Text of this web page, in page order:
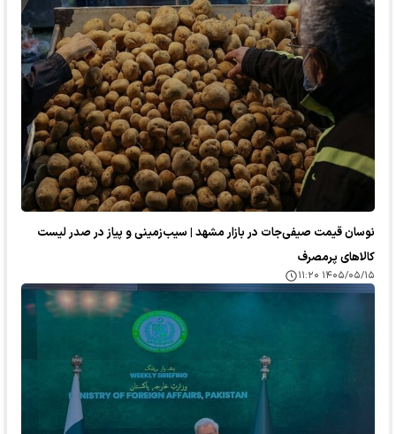
نوسان قیمت صیفی‌جات در بازار مشهد | سیب‌زمینی و پیاز در صدر لیست
کالا‌های پرمصرف
۱۴۰۵/۰۵/۱۵ ۱۱:۲۰